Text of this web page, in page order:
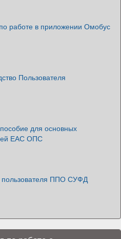
работе в приложении Омобус
Пользователя
для основных
ЕАС ОПС
пользователя ППО СУФД